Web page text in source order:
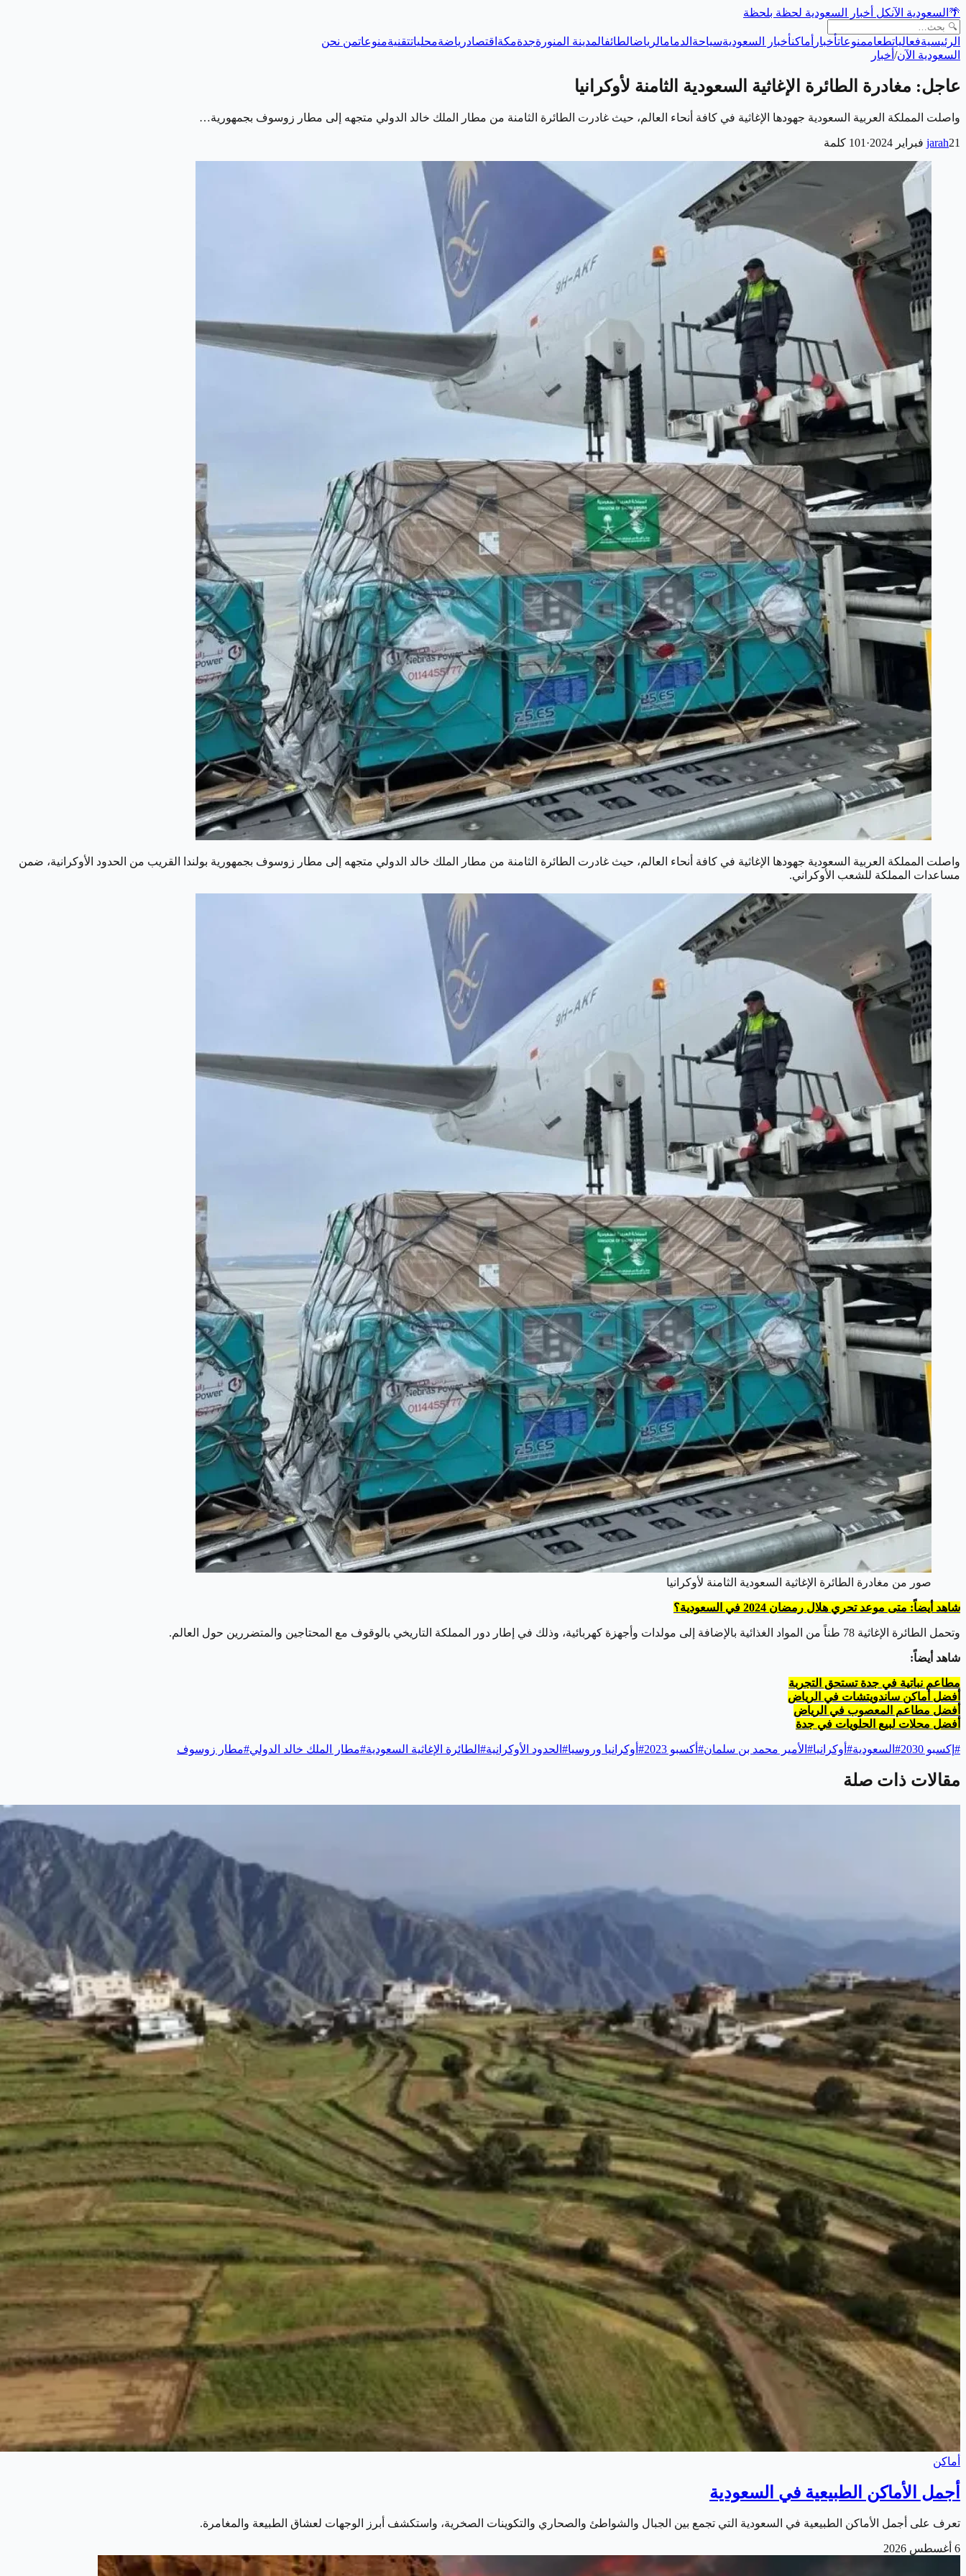
🌴 السعودية الآنكل أخبار السعودية لحظة بلحظة
الرئيسيةفعالياتطعاممنوعاتأخبار أماكنأخبار السعوديةسياحة الدمامالرياضالطائفالمدينة المنورةجدةمكة اقتصادرياضةمحلياتتقنيةمنوعاتمن نحن
السعودية الآن/ أخبار
عاجل: مغادرة الطائرة الإغاثية السعودية الثامنة لأوكرانيا
واصلت المملكة العربية السعودية جهودها الإغاثية في كافة أنحاء العالم، حيث غادرت الطائرة الثامنة من مطار الملك خالد الدولي متجهه إلى مطار زوسوف بجمهورية…
jarah21 فبراير 2024 ·
101 كلمة
واصلت المملكة العربية السعودية جهودها الإغاثية في كافة أنحاء العالم، حيث غادرت الطائرة الثامنة من مطار الملك خالد الدولي متجهه إلى مطار زوسوف بجمهورية بولندا القريب من الحدود الأوكرانية، ضمن
مساعدات المملكة للشعب الأوكراني.
صور من مغادرة الطائرة الإغاثية السعودية الثامنة لأوكرانيا
شاهد أيضاً: متى موعد تحري هلال رمضان 2024 في السعودية؟
وتحمل الطائرة الإغاثية 78 طناً من المواد الغذائية بالإضافة إلى مولدات وأجهزة كهربائية، وذلك في إطار دور المملكة التاريخي بالوقوف مع المحتاجين والمتضررين حول العالم.
شاهد أيضاً:
مطاعم نباتية في جدة تستحق التجربة
أفضل أماكن ساندويتشات في الرياض
أفضل مطاعم المعصوب في الرياض
أفضل محلات لبيع الحلويات في جدة
# إكسبو 2030 # السعودية# أوكرانيا# الأمير محمد بن سلمان# أكسبو 2023 # أوكرانيا وروسيا# الحدود الأوكرانية# الطائرة الإغاثية السعودية#مطار الملك خالد الدولي#مطار زوسوف
مقالات ذات صلة
أماكن
أجمل الأماكن الطبيعية في السعودية
تعرف على أجمل الأماكن الطبيعية في السعودية التي تجمع بين الجبال والشواطئ والصحاري والتكوينات الصخرية، واستكشف أبرز الوجهات لعشاق الطبيعة والمغامرة.
6 أغسطس 2026